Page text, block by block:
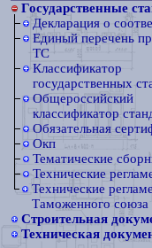
Государственные
Декларация о
Единый перечень
ТС
Классификатор
государственных
Общероссийский
классификатор
Обязательная
Окп
Тематические
Технические
Технические
Таможенного союза
Строительная
Техническая